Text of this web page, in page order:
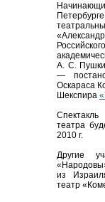
А. С.
—
Оскараса
Шекспира
театра
2010 г.
Другие
из
театр